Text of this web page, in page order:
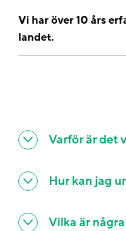
Vi har över 10 års
landet.
Varför är det
Hur kan jag
Vilka är